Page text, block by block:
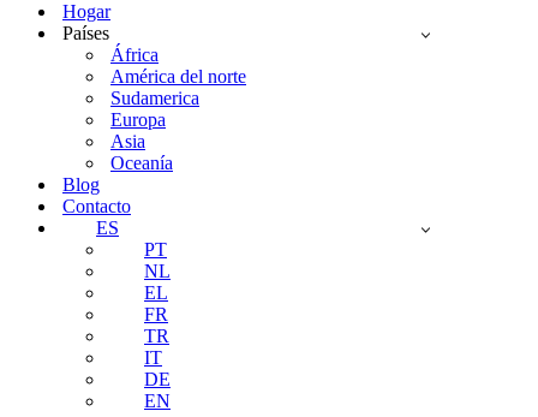
Navegación
Hogar
Países
África
América del norte
Sudamerica
Europa
Asia
Oceanía
Blog
Contacto
ES
PT
NL
EL
FR
TR
IT
DE
EN